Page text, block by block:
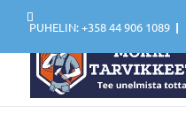
PUHELIN: +358 44 906 1089 |